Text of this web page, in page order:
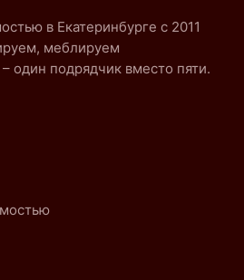
в Екатеринбурге с 2011
меблируем
один подрядчик вместо пяти.